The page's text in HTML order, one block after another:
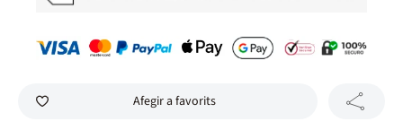
Afegir a favorits